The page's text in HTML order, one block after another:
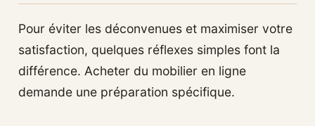
Pour éviter les déconvenues et maximiser votre
satisfaction, quelques réflexes simples font la
différence. Acheter du mobilier en ligne
demande une préparation spécifique.